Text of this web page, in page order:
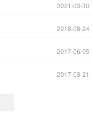
2021-03-30
2018-08-24
2017-06-05
2017-03-21